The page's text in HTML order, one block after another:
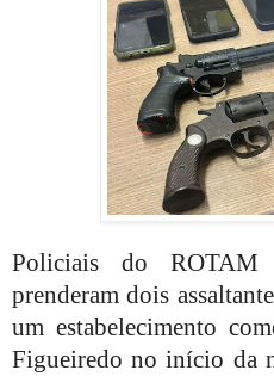
Policiais do ROTAM
prenderam dois
um estabelecimento
Figueiredo no início da